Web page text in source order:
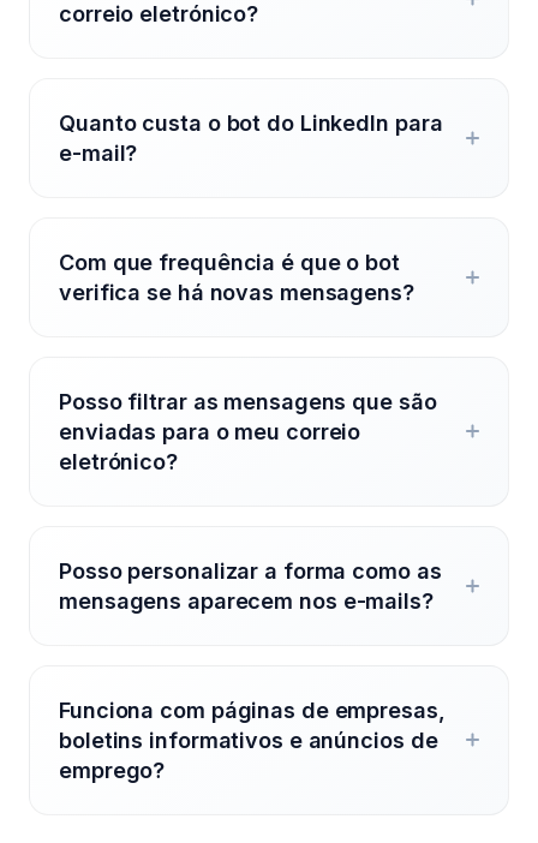
correio eletrónico?
Quanto custa o bot do LinkedIn para
e-mail?
Com que frequência é que o bot
verifica se há novas mensagens?
Posso filtrar as mensagens que são
enviadas para o meu correio
eletrónico?
Posso personalizar a forma como as
mensagens aparecem nos e-mails?
Funciona com páginas de empresas,
boletins informativos e anúncios de
emprego?